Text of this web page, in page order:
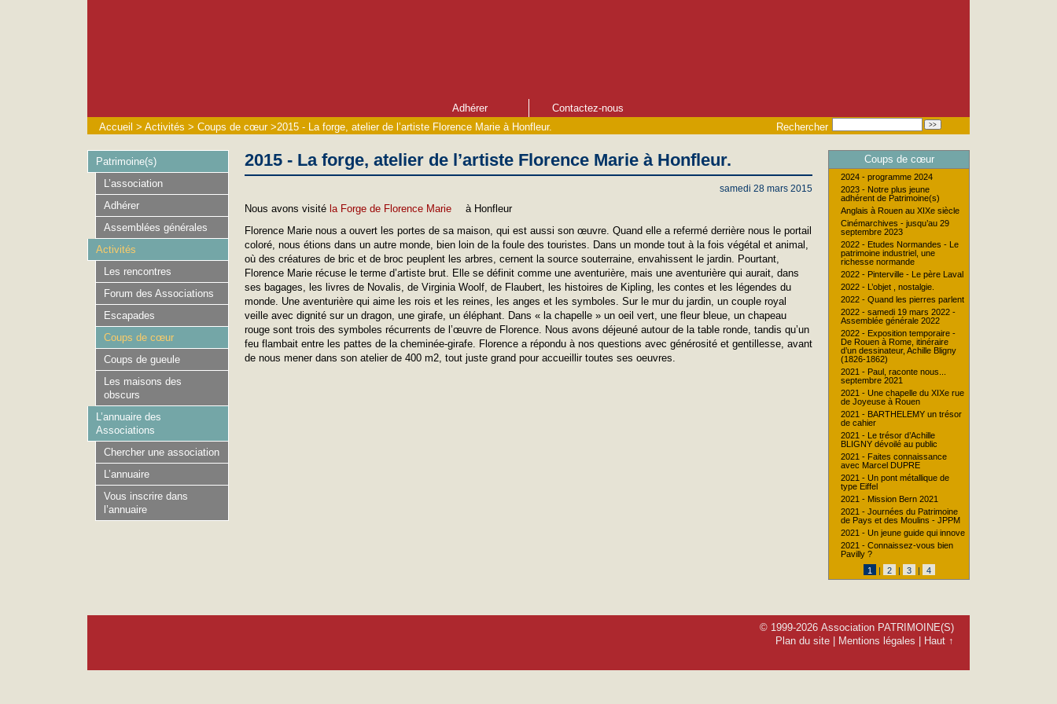
Adhérer
Contactez-nous
Rechercher
Accueil > Activités > Coups de cœur>2015 - La forge, atelier de l’artiste Florence Marie à Honfleur.
2015 - La forge, atelier de l’artiste Florence Marie à Honfleur.
samedi 28 mars 2015
Nous avons visité la Forge de Florence Marie
à Honfleur
Florence Marie nous a ouvert les portes de sa maison, qui est aussi son œuvre. Quand elle a refermé derrière nous le portail
coloré, nous étions dans un autre monde, bien loin de la foule des touristes. Dans un monde tout à la fois végétal et animal,
où des créatures de bric et de broc peuplent les arbres, cernent la source souterraine, envahissent le jardin. Pourtant,
Florence Marie récuse le terme d’artiste brut. Elle se définit comme une aventurière, mais une aventurière qui aurait, dans
ses bagages, les livres de Novalis, de Virginia Woolf, de Flaubert, les histoires de Kipling, les contes et les légendes du
monde. Une aventurière qui aime les rois et les reines, les anges et les symboles. Sur le mur du jardin, un couple royal
veille avec dignité sur un dragon, une girafe, un éléphant. Dans « la chapelle » un oeil vert, une fleur bleue, un chapeau
rouge sont trois des symboles récurrents de l’œuvre de Florence. Nous avons déjeuné autour de la table ronde, tandis qu’un
feu flambait entre les pattes de la cheminée-girafe. Florence a répondu à nos questions avec générosité et gentillesse, avant
de nous mener dans son atelier de 400 m2, tout juste grand pour accueillir toutes ses oeuvres.
Patrimoine(s)
L’association
Adhérer
Assemblées générales
Activités
Les rencontres
Forum des Associations
Escapades
Coups de cœur
Coups de gueule
Les maisons des
obscurs
L’annuaire des
Associations
Chercher une association
L’annuaire
Vous inscrire dans
l’annuaire
Coups de cœur
2024 - programme 2024
2023 - Notre plus jeune
adhérent de Patrimoine(s)
Anglais à Rouen au XIXe siècle
Cinémarchives - jusqu’au 29
septembre 2023
2022 - Etudes Normandes - Le
patrimoine industriel, une
richesse normande
2022 - Pinterville - Le père Laval
2022 - L’objet , nostalgie.
2022 - Quand les pierres parlent
2022 - samedi 19 mars 2022 -
Assemblée générale 2022
2022 - Exposition temporaire -
De Rouen à Rome, itinéraire
d’un dessinateur, Achille Bligny
(1826-1862)
2021 - Paul, raconte nous...
septembre 2021
2021 - Une chapelle du XIXe rue
de Joyeuse à Rouen
2021 - BARTHELEMY un trésor
de cahier
2021 - Le trésor d’Achille
BLIGNY dévoilé au public
2021 - Faites connaissance
avec Marcel DUPRE
2021 - Un pont métallique de
type Eiffel
2021 - Mission Bern 2021
2021 - Journées du Patrimoine
de Pays et des Moulins - JPPM
2021 - Un jeune guide qui innove
2021 - Connaissez-vous bien
Pavilly ?
1
| 2 | 3 | 4
© 1999-2026 Association PATRIMOINE(S)
Plan du site
Mentions légales Haut ↑